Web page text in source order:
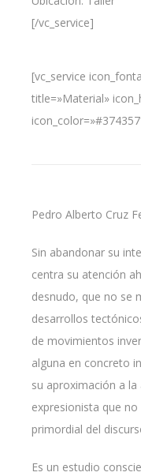
[/vc_service]
[vc_service
title=»Material»
Pedro Alberto Cruz
Sin abandonar su
centra su atención
desnudo, que no se
desarrollos
de movimientos
alguna en concreto
su aproximación a
expresionista que
primordial del
Es un estudio